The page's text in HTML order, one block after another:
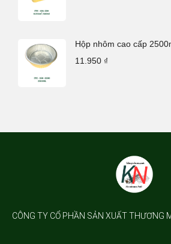
Hộp nhôm cao cấp
11.950 ₫
CÔNG TY CỔ PHẦN SẢN XUẤT THƯƠNG